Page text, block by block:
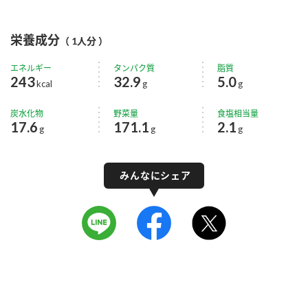
栄養成分 （ 1人分 ）
エネルギー
243kcal
タンパク質
32.9 g
脂質
5.0 g
炭水化物
17.6 g
野菜量
171.1 g
食塩相当量
2.1 g